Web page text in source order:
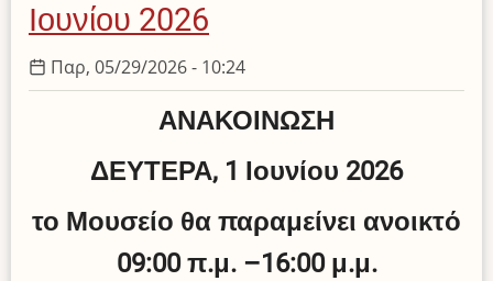
Ιουνίου 2026
Παρ, 05/29/2026 - 10:24
ΑΝΑΚΟΙΝΩΣΗ
ΔΕΥΤΕΡΑ, 1 Ιουνίου 2026
το Μουσείο θα παραμείνει ανοικτό
09:00 π.μ. –16:00 μ.μ.